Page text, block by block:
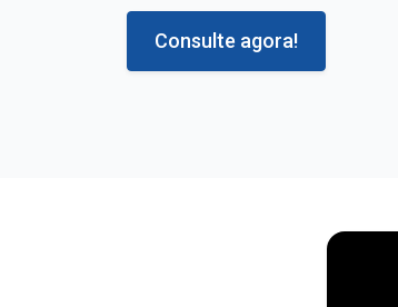
Consulte agora!